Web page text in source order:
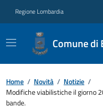
Regione Lombardia
Comune di
Home / Novità / Notizie /
Modifiche viabilistiche il giorno
bande.